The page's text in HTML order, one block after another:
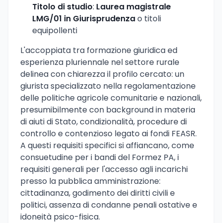
Titolo di studio: Laurea magistrale
LMG/01 in Giurisprudenzao titoli
equipollenti
L'accoppiata tra formazione giuridica ed
esperienza pluriennale nel settore rurale
delinea con chiarezza il profilo cercato: un
giurista specializzato nella regolamentazione
delle politiche agricole comunitarie e nazionali,
presumibilmente con background in materia
di aiuti di Stato, condizionalità, procedure di
controllo e contenzioso legato ai fondi FEASR.
A questi requisiti specifici si affiancano, come
consuetudine per i bandi del Formez PA, i
requisiti generali per l'accesso agli incarichi
presso la pubblica amministrazione:
cittadinanza, godimento dei diritti civili e
politici, assenza di condanne penali ostative e
idoneità psico-fisica.